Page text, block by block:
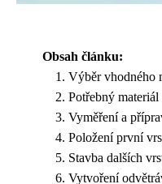
Obsah článku:
Výběr vhodného
Potřebný materiál
Vyměření a
Položení první
Stavba dalších
Vytvoření